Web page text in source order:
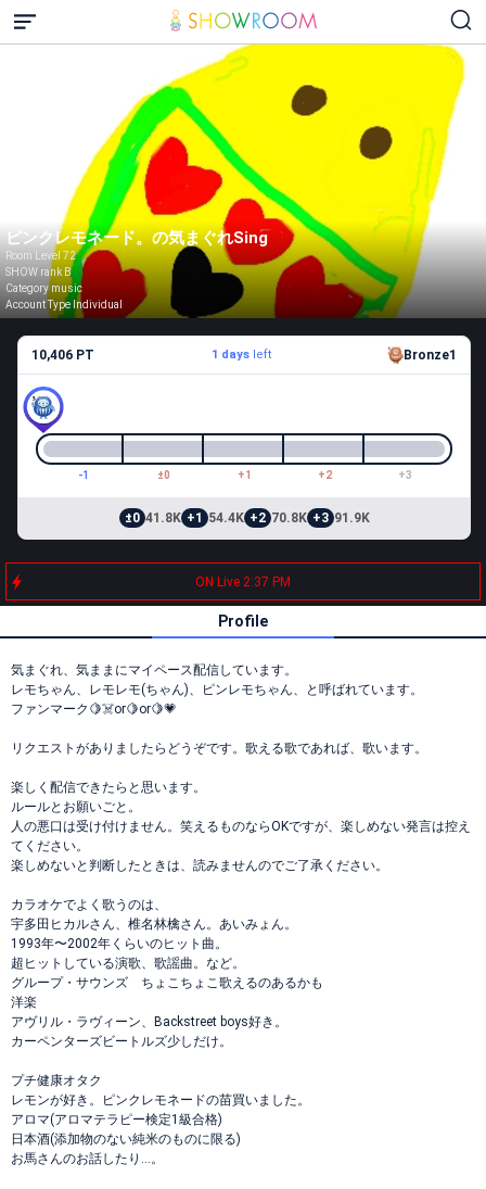
ピンクレモネード。の気まぐれSing
Room Level 72
SHOW rank B
Category music
Account Type Individual
10,406 PT 1 daysleft Bronze1
-1 ±0 +1 +2 +3
±0 41.8K +1 54.4K +2 70.8K +3 91.9K
ON Live 2:37 PM
Profile
気まぐれ、気ままにマイペース配信しています。
レモちゃん、レモレモ(ちゃん)、ピンレモちゃん、と呼ばれています。
ファンマーク🍋☠️or🍋or🍋💗
リクエストがありましたらどうぞです。歌える歌であれば、歌います。
楽しく配信できたらと思います。
ルールとお願いごと。
人の悪口は受け付けません。笑えるものならOKですが、楽しめない発言は控え
てください。
楽しめないと判断したときは、読みませんのでご了承ください。
カラオケでよく歌うのは、
宇多田ヒカルさん、椎名林檎さん。あいみょん。
1993年〜2002年くらいのヒット曲。
超ヒットしている演歌、歌謡曲。など。
グループ・サウンズ ちょこちょこ歌えるのあるかも
洋楽
アヴリル・ラヴィーン、Backstreet boys好き。
カーペンターズビートルズ少しだけ。
プチ健康オタク
レモンが好き。ピンクレモネードの苗買いました。
アロマ(アロマテラピー検定1級合格)
日本酒(添加物のない純米のものに限る)
お馬さんのお話したり…。